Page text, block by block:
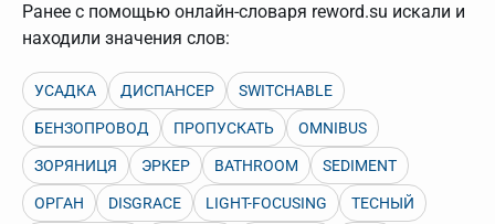
Ранее с помощью онлайн-словаря reword.su искали и
находили значения слов:
УСАДКА ДИСПАНСЕР SWITCHABLE
БЕНЗОПРОВОД ПРОПУСКАТЬ OMNIBUS
ЗОРЯНИЦЯ ЭРКЕР BATHROOM SEDIMENT
ОРГАН DISGRACE LIGHT-FOCUSING ТЕСНЫЙ